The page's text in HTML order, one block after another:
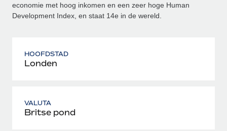
economie met hoog inkomen en een zeer hoge Human
Development Index, en staat 14e in de wereld.
HOOFDSTAD
Londen
VALUTA
Britse pond